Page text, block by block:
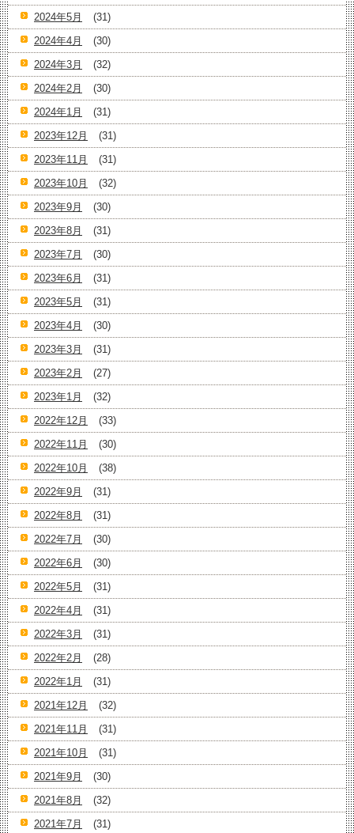
2024年5月
(31)
2024年4月
(30)
2024年3月
(32)
2024年2月
(30)
2024年1月
(31)
2023年12月
(31)
2023年11月
(31)
2023年10月
(32)
2023年9月
(30)
2023年8月
(31)
2023年7月
(30)
2023年6月
(31)
2023年5月
(31)
2023年4月
(30)
2023年3月
(31)
2023年2月
(27)
2023年1月
(32)
2022年12月
(33)
2022年11月
(30)
2022年10月
(38)
2022年9月
(31)
2022年8月
(31)
2022年7月
(30)
2022年6月
(30)
2022年5月
(31)
2022年4月
(31)
2022年3月
(31)
2022年2月
(28)
2022年1月
(31)
2021年12月
(32)
2021年11月
(31)
2021年10月
(31)
2021年9月
(30)
2021年8月
(32)
2021年7月
(31)